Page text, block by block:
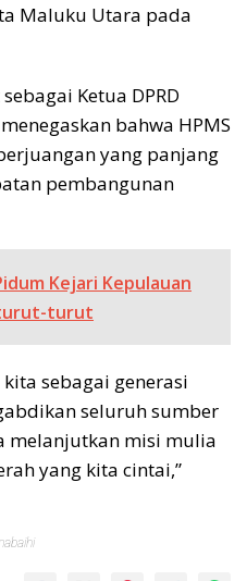
Maluku Utara pada
Ketua DPRD
bahwa HPMS
yang panjang
pembangunan
Kejari Kepulauan
turut
sebagai generasi
seluruh sumber
melanjutkan misi mulia
yang kita cintai,”